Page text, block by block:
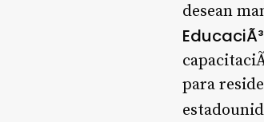
desean
para